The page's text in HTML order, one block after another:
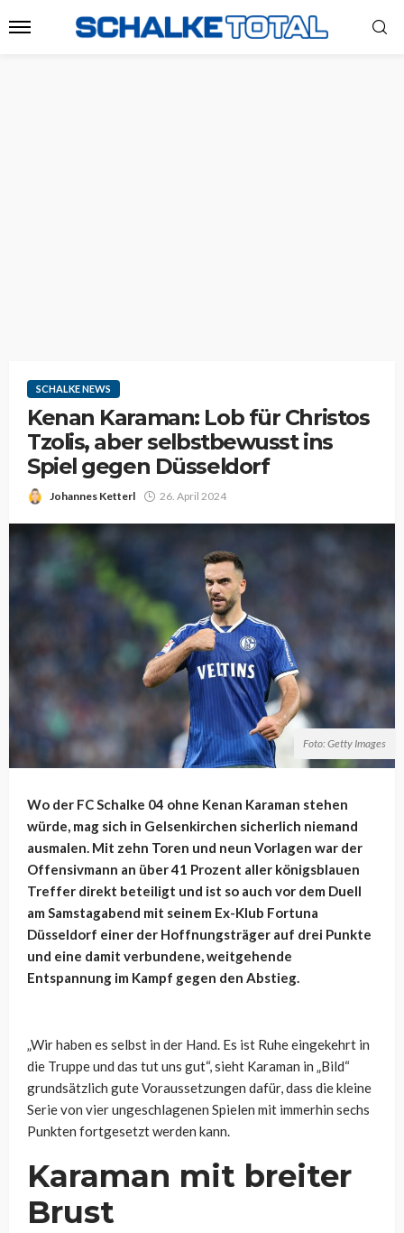
SCHALKE NEWS
Kenan Karaman: Lob für Christos
Tzolis, aber selbstbewusst ins
Spiel gegen Düsseldorf
Johannes Ketterl 26. April 2024
Foto: Getty Images
Wo der FC Schalke 04 ohne Kenan Karaman stehen
würde, mag sich in Gelsenkirchen sicherlich niemand
ausmalen. Mit zehn Toren und neun Vorlagen war der
Offensivmann an über 41 Prozent aller königsblauen
Treffer direkt beteiligt und ist so auch vor dem Duell
am Samstagabend mit seinem Ex-Klub Fortuna
Düsseldorf einer der Hoffnungsträger auf drei Punkte
und eine damit verbundene, weitgehende
Entspannung im Kampf gegen den Abstieg.
„Wir haben es selbst in der Hand. Es ist Ruhe eingekehrt in
die Truppe und das tut uns gut“, sieht Karaman in „Bild“
grundsätzlich gute Voraussetzungen dafür, dass die kleine
Serie von vier ungeschlagenen Spielen mit immerhin sechs
Punkten fortgesetzt werden kann.
Karaman mit breiter
Brust